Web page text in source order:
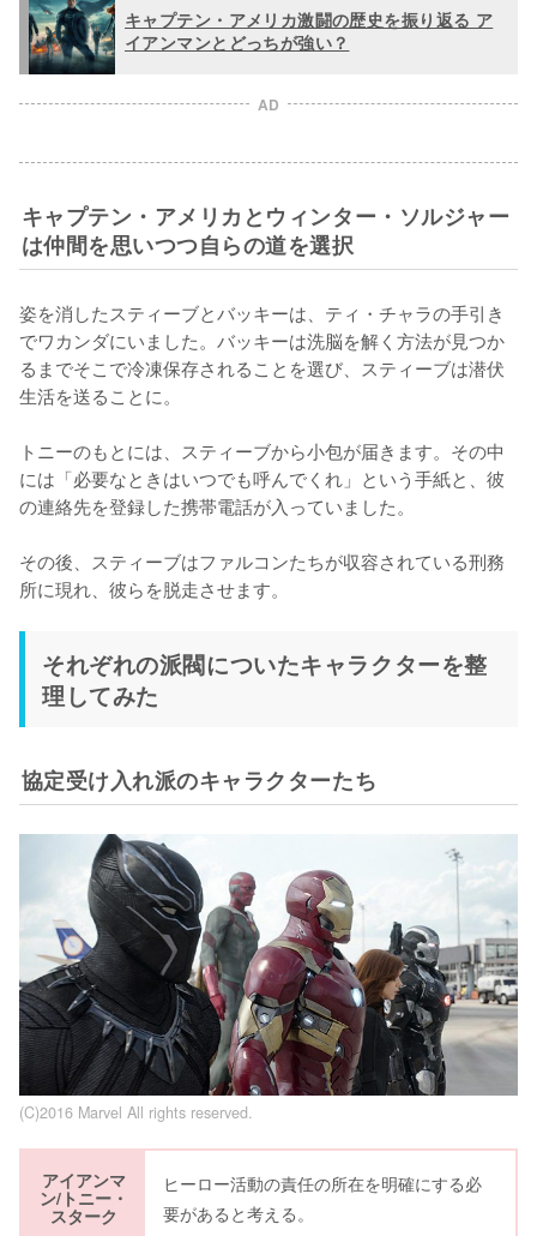
キャプテン・アメリカ激闘の歴史を振り返る ア
イアンマンとどっちが強い？
AD
キャプテン・アメリカとウィンター・ソルジャー
は仲間を思いつつ自らの道を選択
姿を消したスティーブとバッキーは、ティ・チャラの手引き
でワカンダにいました。バッキーは洗脳を解く方法が見つか
るまでそこで冷凍保存されることを選び、スティーブは潜伏
生活を送ることに。
トニーのもとには、スティーブから小包が届きます。その中
には「必要なときはいつでも呼んでくれ」という手紙と、彼
の連絡先を登録した携帯電話が入っていました。
その後、スティーブはファルコンたちが収容されている刑務
所に現れ、彼らを脱走させます。
それぞれの派閥についたキャラクターを整
理してみた
協定受け入れ派のキャラクターたち
(C)2016 Marvel All rights reserved.
アイアンマ
ン/トニー・
スターク
ヒーロー活動の責任の所在を明確にする必
要があると考える。